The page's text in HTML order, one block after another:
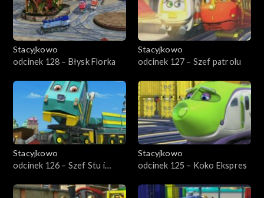
Stacyjkowo
odcinek 128 – Błysk Florka
Stacyjkowo
odcinek 127 – Szef patrolu
Stacyjkowo
odcinek 126 – Szef Stu i
Stacyjkowo
odcinek 125 – Koko Ekspres